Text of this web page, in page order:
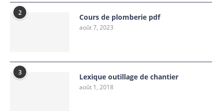
2 Cours de plomberie pdf
août 7, 2023
3 Lexique outillage de chantier
août 1, 2018